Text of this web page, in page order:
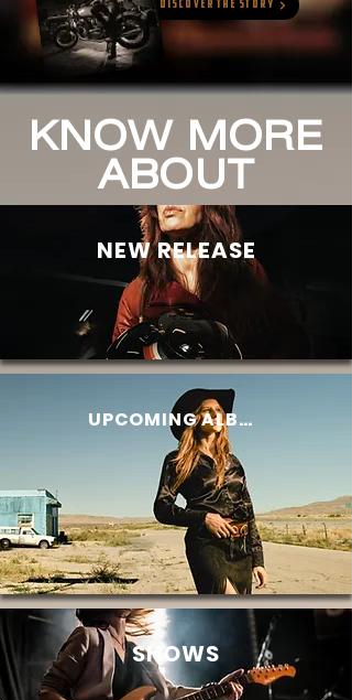
Discover The Story
KNOW MORE
ABOUT
NEW RELEASE
UPCOMING ALBUM
SHOWS